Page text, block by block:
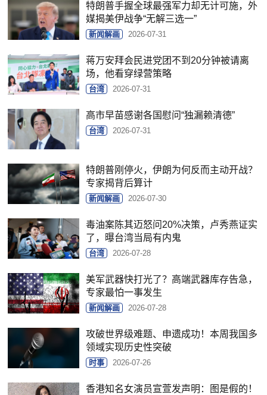
特朗普手握全球最强军力却无计可施，外
媒揭美伊战争“无解三选一”
新闻解画 2026-07-31
蒋万安拜会民进党团不到20分钟被请离
场，他看穿绿营策略
台湾 2026-07-31
高市早苗感谢各国慰问“独漏赖清德”
台湾 2026-07-31
特朗普刚停火，伊朗为何反而主动开战？
专家揭背后算计
新闻解画 2026-07-30
毒油案陈其迈怒问20%决策，卢秀燕证实
了，曝台湾当局有内鬼
台湾 2026-07-28
美军武器快打光了？高端武器库存告急，
专家最怕一事发生
新闻解画 2026-07-28
攻破世界级难题、申遗成功！本周我国多
领域实现历史性突破
时事 2026-07-26
香港知名女演员宣萱发声明：图是假的！